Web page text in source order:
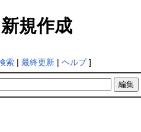
規作成
索| 最終更新| ヘルプ]